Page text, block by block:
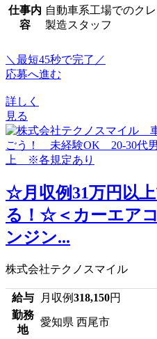
仕事内
容
自動車系工場でのク
製造スタッフ
＼最短45秒で完了／
応募へ進む
詳しく
見る
☆月収例31万円以
る！☆＜カーエア
ンジン...
株式会社テクノスマイル
給与 月収例318,150円
勤務
地
愛知県 西尾市